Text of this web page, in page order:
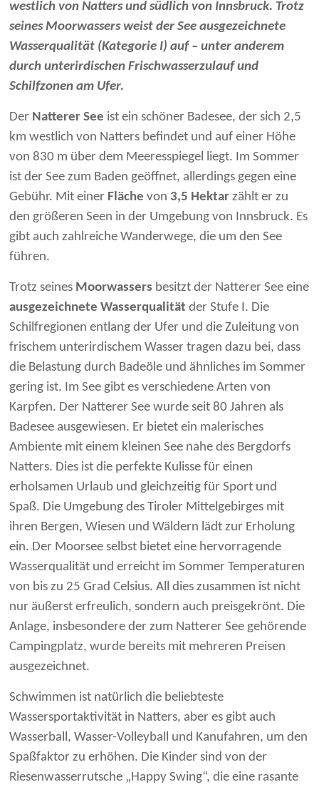
westlich von Natters und südlich von Innsbruck. Trotz
seines Moorwassers weist der See ausgezeichnete
Wasserqualität (Kategorie I) auf – unter anderem
durch unterirdischen Frischwasserzulauf und
Schilfzonen am Ufer.
Der Natterer See ist ein schöner Badesee, der sich 2,5
km westlich von Natters befindet und auf einer Höhe
von 830 m über dem Meeresspiegel liegt. Im Sommer
ist der See zum Baden geöffnet, allerdings gegen eine
Gebühr. Mit einer Fläche von 3,5 Hektar zählt er zu
den größeren Seen in der Umgebung von Innsbruck. Es
gibt auch zahlreiche Wanderwege, die um den See
führen.
Trotz seines Moorwassers besitzt der Natterer See eine
ausgezeichnete Wasserqualität der Stufe I. Die
Schilfregionen entlang der Ufer und die Zuleitung von
frischem unterirdischem Wasser tragen dazu bei, dass
die Belastung durch Badeöle und ähnliches im Sommer
gering ist. Im See gibt es verschiedene Arten von
Karpfen. Der Natterer See wurde seit 80 Jahren als
Badesee ausgewiesen. Er bietet ein malerisches
Ambiente mit einem kleinen See nahe des Bergdorfs
Natters. Dies ist die perfekte Kulisse für einen
erholsamen Urlaub und gleichzeitig für Sport und
Spaß. Die Umgebung des Tiroler Mittelgebirges mit
ihren Bergen, Wiesen und Wäldern lädt zur Erholung
ein. Der Moorsee selbst bietet eine hervorragende
Wasserqualität und erreicht im Sommer Temperaturen
von bis zu 25 Grad Celsius. All dies zusammen ist nicht
nur äußerst erfreulich, sondern auch preisgekrönt. Die
Anlage, insbesondere der zum Natterer See gehörende
Campingplatz, wurde bereits mit mehreren Preisen
ausgezeichnet.
Schwimmen ist natürlich die beliebteste
Wassersportaktivität in Natters, aber es gibt auch
Wasserball, Wasser-Volleyball und Kanufahren, um den
Spaßfaktor zu erhöhen. Die Kinder sind von der
Riesenwasserrutsche „Happy Swing“, die eine rasante